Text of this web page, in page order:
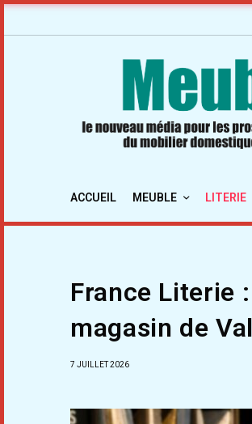
ACCUEIL MEUBLE LITERIE
France Literie
magasin de
7 JUILLET 2026